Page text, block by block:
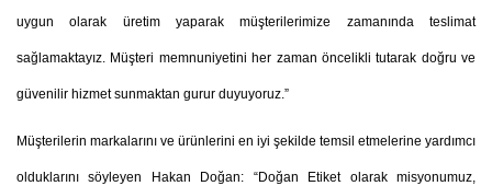
uygun olarak üretim yaparak müşterilerimize zamanında teslimat
sağlamaktayız. Müşteri memnuniyetini her zaman öncelikli tutarak doğru ve
güvenilir hizmet sunmaktan gurur duyuyoruz.”
Müşterilerin markalarını ve ürünlerini en iyi şekilde temsil etmelerine yardımcı
olduklarını söyleyen Hakan Doğan: “Doğan Etiket olarak misyonumuz,